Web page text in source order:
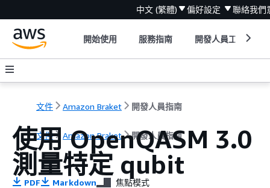
中文 (繁體) 偏好設定 聯絡我們
開始使用 服務指南 開發人員工具
文件 Amazon Braket 開發人員指南
文件 Amazon Braket 開發人員指南
使用 OpenQASM 3.0
測量特定 qubit
PDF Markdown 焦點模式